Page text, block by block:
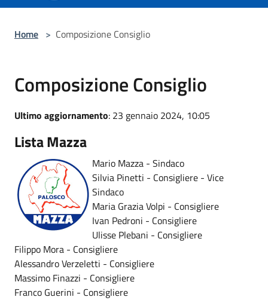
Home > Composizione Consiglio
Composizione Consiglio
Ultimo aggiornamento: 23 gennaio 2024, 10:05
Lista Mazza
Mario Mazza - Sindaco
Silvia Pinetti - Consigliere - Vice
Sindaco
Maria Grazia Volpi - Consigliere
Ivan Pedroni - Consigliere
Ulisse Plebani - Consigliere
Filippo Mora - Consigliere
Alessandro Verzeletti - Consigliere
Massimo Finazzi - Consigliere
Franco Guerini - Consigliere